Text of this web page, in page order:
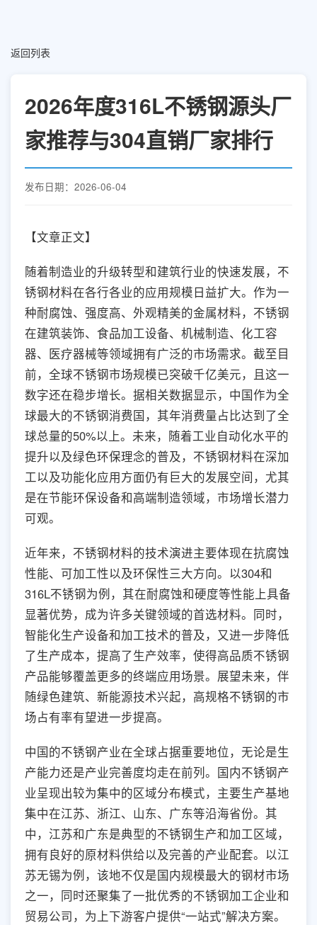
返回列表
2026年度316L不锈钢源头厂
家推荐与304直销厂家排行
发布日期：2026-06-04
【文章正文】
随着制造业的升级转型和建筑行业的快速发展，不
锈钢材料在各行各业的应用规模日益扩大。作为一
种耐腐蚀、强度高、外观精美的金属材料，不锈钢
在建筑装饰、食品加工设备、机械制造、化工容
器、医疗器械等领域拥有广泛的市场需求。截至目
前，全球不锈钢市场规模已突破千亿美元，且这一
数字还在稳步增长。据相关数据显示，中国作为全
球最大的不锈钢消费国，其年消费量占比达到了全
球总量的50%以上。未来，随着工业自动化水平的
提升以及绿色环保理念的普及，不锈钢材料在深加
工以及功能化应用方面仍有巨大的发展空间，尤其
是在节能环保设备和高端制造领域，市场增长潜力
可观。
近年来，不锈钢材料的技术演进主要体现在抗腐蚀
性能、可加工性以及环保性三大方向。以304和
316L不锈钢为例，其在耐腐蚀和硬度等性能上具备
显著优势，成为许多关键领域的首选材料。同时，
智能化生产设备和加工技术的普及，又进一步降低
了生产成本，提高了生产效率，使得高品质不锈钢
产品能够覆盖更多的终端应用场景。展望未来，伴
随绿色建筑、新能源技术兴起，高规格不锈钢的市
场占有率有望进一步提高。
中国的不锈钢产业在全球占据重要地位，无论是生
产能力还是产业完善度均走在前列。国内不锈钢产
业呈现出较为集中的区域分布模式，主要生产基地
集中在江苏、浙江、山东、广东等沿海省份。其
中，江苏和广东是典型的不锈钢生产和加工区域，
拥有良好的原材料供给以及完善的产业配套。以江
苏无锡为例，该地不仅是国内规模最大的钢材市场
之一，同时还聚集了一批优秀的不锈钢加工企业和
贸易公司，为上下游客户提供“一站式”解决方案。